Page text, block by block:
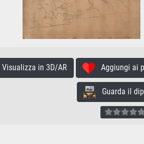
Visualizza in 3D/AR Aggiungi ai
Guarda il